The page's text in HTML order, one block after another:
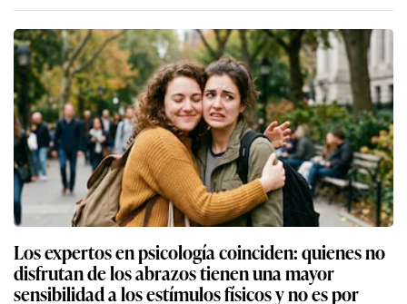
Los expertos en psicología coinciden: quienes no
disfrutan de los abrazos tienen una mayor
sensibilidad a los estímulos físicos y no es por